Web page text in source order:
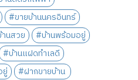
#ขายบ้านนครอินทร์
นสวย
#บ้านพร้อมอยู่
#บ้านแฝดทำเลดี
#ฝากขายบ้าน